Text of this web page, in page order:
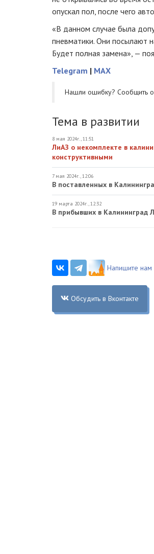
опускал пол, после чего
«В данном случае была
пневматики. Они посылают
Будет полная замена», —
Telegram | MAX
Нашли ошибку? Cообщить
Тема в развитии
8 мая 2024г., 11:51
ЛиАЗ о некомплекте в
конструктивными
7 мая 2024г., 12:06
В поставленных в
19 марта 2024г., 12:32
В прибывших в Калининград
Напишите нам
Обсудить в Вконтакте